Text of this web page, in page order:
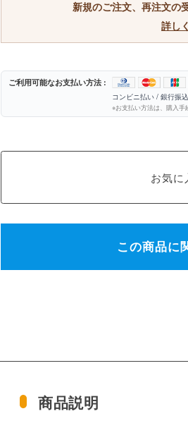
新規のご注文、再注文の
詳し
ご利用可能なお支払い方法 :
コンビニ払い / 銀行振
※お支払い方法は、購入手
この商品に
商品説明